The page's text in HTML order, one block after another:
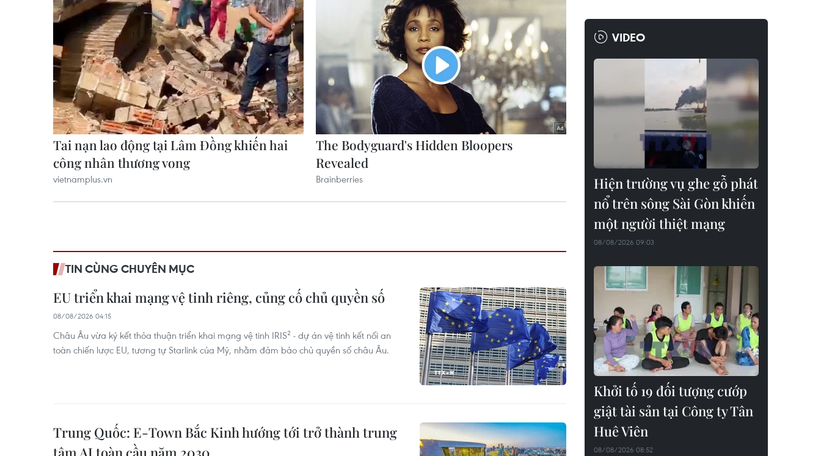
TIN CÙNG CHUYÊN MỤC
EU triển khai mạng vệ tinh riêng, củng cố chủ quyền số
08/08/2026 04:15
Châu Âu vừa ký kết thỏa thuận triển khai mạng vệ tinh IRIS² - dự án vệ tinh kết nối an
toàn chiến lược EU, tương tự Starlink của Mỹ, nhằm đảm bảo chủ quyền số châu Âu.
Trung Quốc: E-Town Bắc Kinh hướng tới trở thành trung
VIDEO
Hiện trường vụ ghe gỗ phát
nổ trên sông Sài Gòn khiến
một người thiệt mạng
08/08/2026 09:03
Khởi tố 19 đối tượng cướp
giật tài sản tại Công ty Tân
Huê Viên
08/08/2026 08:52